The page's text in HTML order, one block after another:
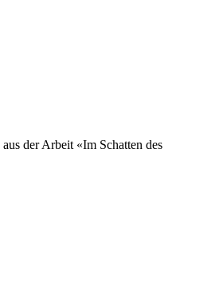
der Arbeit «Im Schatten des